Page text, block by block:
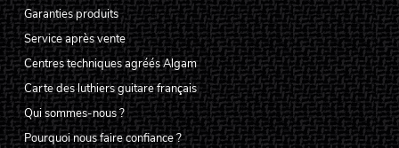
Garanties produits
Service après vente
Centres techniques agréés Algam
Carte des luthiers guitare français
Qui sommes-nous ?
Pourquoi nous faire confiance ?